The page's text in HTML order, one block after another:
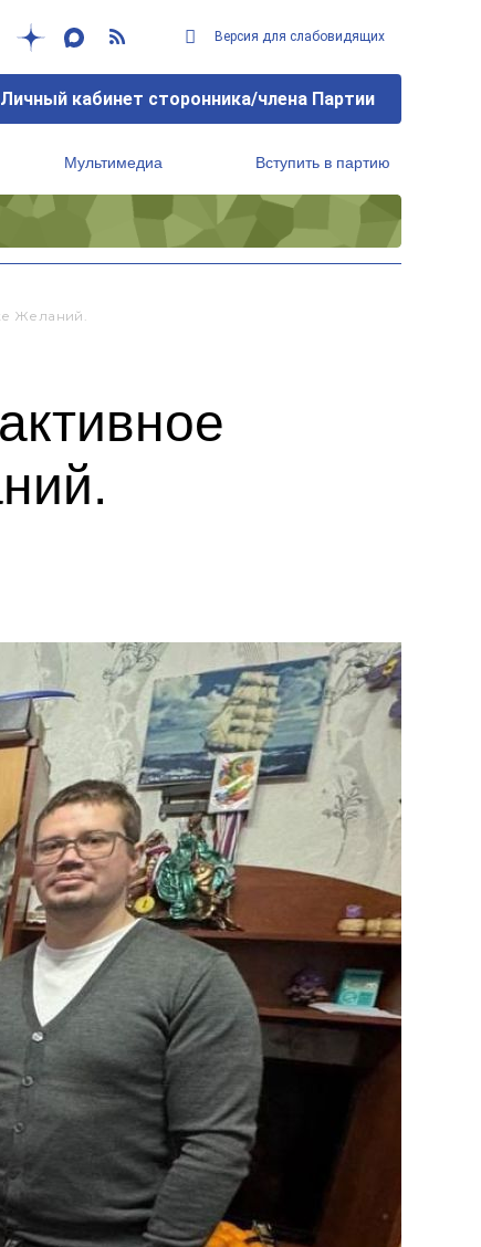
Версия для слабовидящих
Личный кабинет сторонника/члена Партии
Мультимедиа Вступить в партию
Желаний.